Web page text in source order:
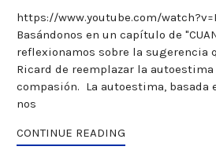
https://www.youtube.com/
Basándonos en un capítulo de
reflexionamos sobre la sugerencia
Ricard de reemplazar la
compasión. La autoestima, basada
nos
CONTINUE READING